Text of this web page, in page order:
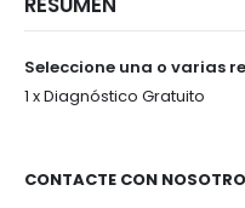
Seleccione una o varias
1 x Diagnóstico Gratuito
CONTACTE CON